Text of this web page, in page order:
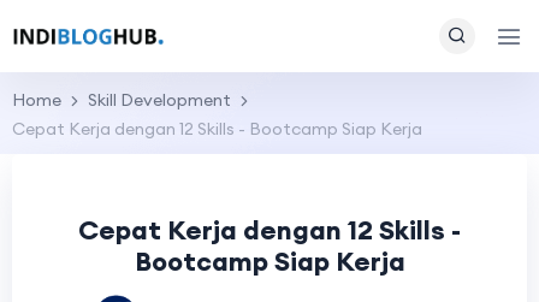
Home
Skill Development
Cepat Kerja dengan 12 Skills - Bootcamp Siap Kerja
Cepat Kerja dengan 12 Skills -
Bootcamp Siap Kerja